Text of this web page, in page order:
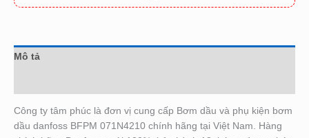
Mô tả
Công ty tâm phúc là đơn vị cung cấp Bơm dầu và phụ kiện bơm
dầu danfoss BFPM 071N4210 chính hãng tại Việt Nam. Hàng